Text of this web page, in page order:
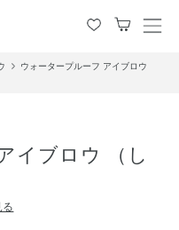
メ
ウォータープルーフ アイブロウ
イブロウ （し
る